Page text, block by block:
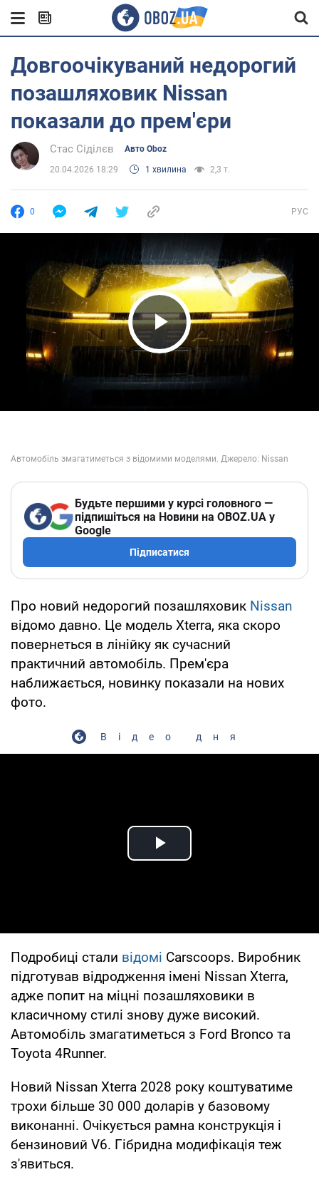
Довгоочікуваний недорогий
позашляховик Nissan
показали до прем'єри
Стас Сіділєв Авто Oboz
20.04.2026 18:29 1 хвилина 2,3 т.
0 РУС
Play Video
Будьте першими у курсі головного —
підпишіться на Новини на OBOZ.UA у
Google
Підписатися
Про новий недорогий позашляховик Nissan
відомо давно. Це модель Xterra, яка скоро
повернеться в лінійку як сучасний
практичний автомобіль. Прем'єра
наближається, новинку показали на нових
фото.
Відео дня
Play Video
Подробиці стали відомі Carscoops. Виробник
підготував відродження імені Nissan Xterra,
адже попит на міцні позашляховики в
класичному стилі знову дуже високий.
Автомобіль змагатиметься з Ford Bronco та
Toyota 4Runner.
Новий Nissan Xterra 2028 року коштуватиме
трохи більше 30 000 доларів у базовому
виконанні. Очікується рамна конструкція і
бензиновий V6. Гібридна модифікація теж
з'явиться.